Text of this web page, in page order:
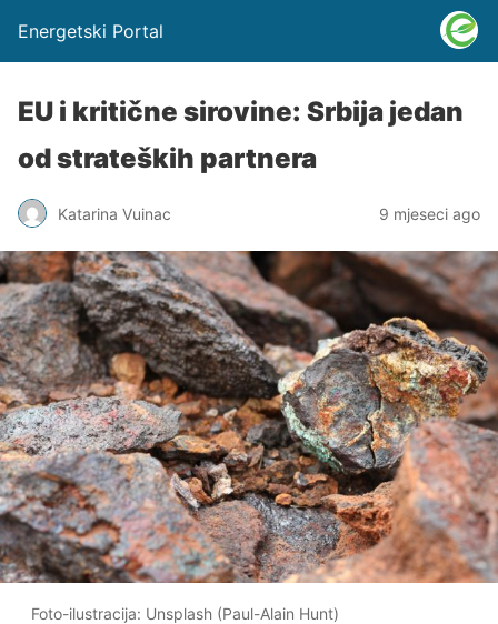
Energetski Portal
EU i kritične sirovine: Srbija jedan
od strateških partnera
Katarina Vuinac 9 mjeseci ago
Foto-ilustracija: Unsplash (Paul-Alain Hunt)